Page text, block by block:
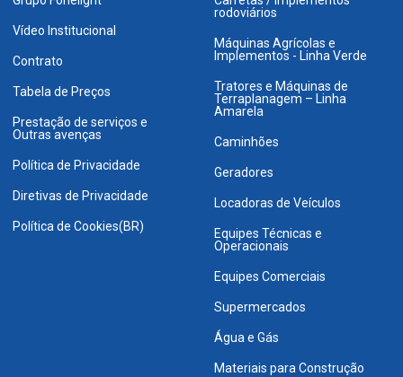
Vídeo Institucional
Contrato
Tabela de Preços
Prestação de serviços e
Outras avenças
Política de Privacidade
Diretivas de Privacidade
Política de Cookies(BR)
rodoviários
Máquinas Agrícolas e
Implementos - Linha Verde
Tratores e Máquinas de
Terraplanagem – Linha
Amarela
Caminhões
Geradores
Locadoras de Veículos
Equipes Técnicas e
Operacionais
Equipes Comerciais
Supermercados
Água e Gás
Materiais para Construção